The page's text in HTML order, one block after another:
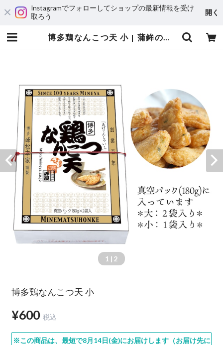
Instagramでフォローしてショップの最新情報を受け
取ろう
開く
博多鶏なんこつ天 小 | 蒲鉾の峰屋
1 | 2
博多鶏なんこつ天 小
¥600 税込
※この商品は、最短で8月14日(金)にお届けします（お届け先に